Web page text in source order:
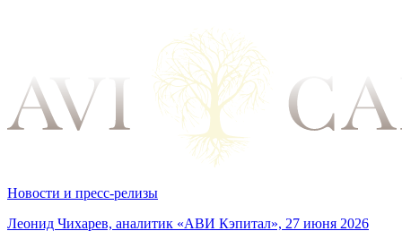
Новости и пресс-релизы
Леонид Чихарев, аналитик «АВИ Кэпитал», 27 июня 2026